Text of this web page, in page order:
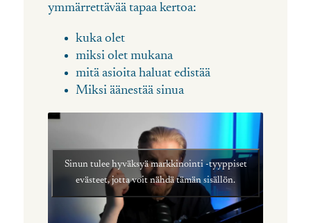
ymmärrettävää tapaa kertoa:
kuka olet
miksi olet mukana
mitä asioita haluat edistää
Miksi äänestää sinua
Sinun tulee hyväksyä markkinointi -tyyppiset
evästeet, jotta voit nähdä tämän sisällön.